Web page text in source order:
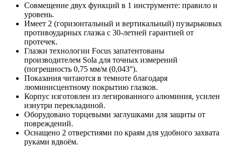
Совмещение двух функций в 1 инструменте: правило и
уровень.
Имеет 2 (горизонтальный и вертикальный) пузырьковых
противоударных глазка с 30-летней гарантией от
протечек.
Глазки технологии Focus запатентованы
производителем Sola для точных измерений
(погрешность 0,75 мм/м (0,043°).
Показания читаются в темноте благодаря
люминисцентному покрытию глазков.
Корпус изготовлен из легированного алюминия, усилен
изнутри перекладиной.
Оборудовано торцевыми заглушками для защиты от
повреждений.
Оснащено 2 отверстиями по краям для удобного захвата
руками вдвоём.